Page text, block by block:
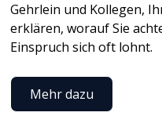
Gehrlein und Kollegen,
erklären, worauf Sie
Einspruch sich oft lohnt.
Mehr dazu